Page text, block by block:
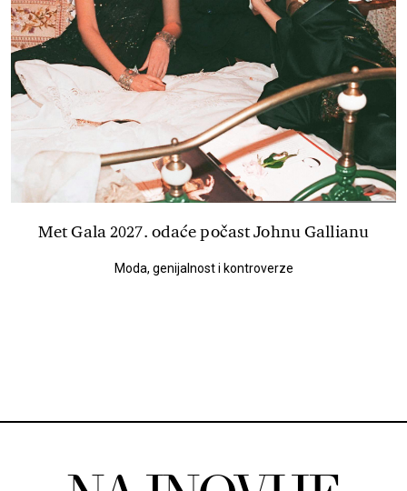
Met Gala 2027. odaće počast Johnu Gallianu
Moda, genijalnost i kontroverze